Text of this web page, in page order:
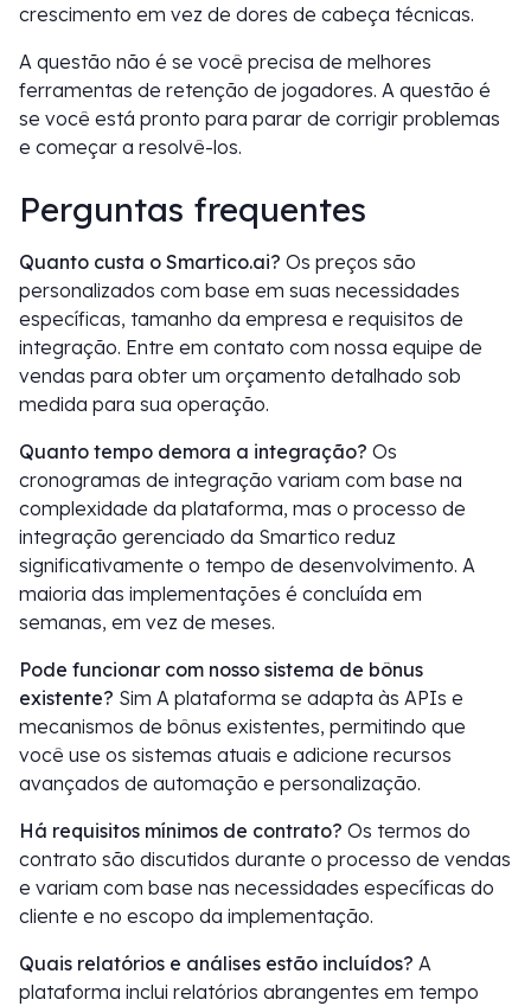
crescimento em vez de dores de cabeça técnicas.
A questão não é se você precisa de melhores
ferramentas de retenção de jogadores. A questão é
se você está pronto para parar de corrigir problemas
e começar a resolvê-los.
Perguntas frequentes
Quanto custa o Smartico.ai? Os preços são
personalizados com base em suas necessidades
específicas, tamanho da empresa e requisitos de
integração. Entre em contato com nossa equipe de
vendas para obter um orçamento detalhado sob
medida para sua operação.
Quanto tempo demora a integração? Os
cronogramas de integração variam com base na
complexidade da plataforma, mas o processo de
integração gerenciado da Smartico reduz
significativamente o tempo de desenvolvimento. A
maioria das implementações é concluída em
semanas, em vez de meses.
Pode funcionar com nosso sistema de bônus
existente? Sim A plataforma se adapta às APIs e
mecanismos de bônus existentes, permitindo que
você use os sistemas atuais e adicione recursos
avançados de automação e personalização.
Há requisitos mínimos de contrato? Os termos do
contrato são discutidos durante o processo de vendas
e variam com base nas necessidades específicas do
cliente e no escopo da implementação.
Quais relatórios e análises estão incluídos? A
plataforma inclui relatórios abrangentes em tempo